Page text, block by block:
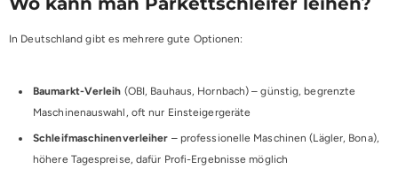
In Deutschland gibt es mehrere gute Optionen:
Baumarkt-Verleih (OBI, Bauhaus, Hornbach) – günstig, begrenzte
Maschinenauswahl, oft nur Einsteigergeräte
Schleifmaschinenverleiher – professionelle Maschinen (Lägler, Bona),
höhere Tagespreise, dafür Profi-Ergebnisse möglich